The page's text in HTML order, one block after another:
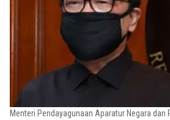
Menteri Pendayagunaan Aparatur Negara